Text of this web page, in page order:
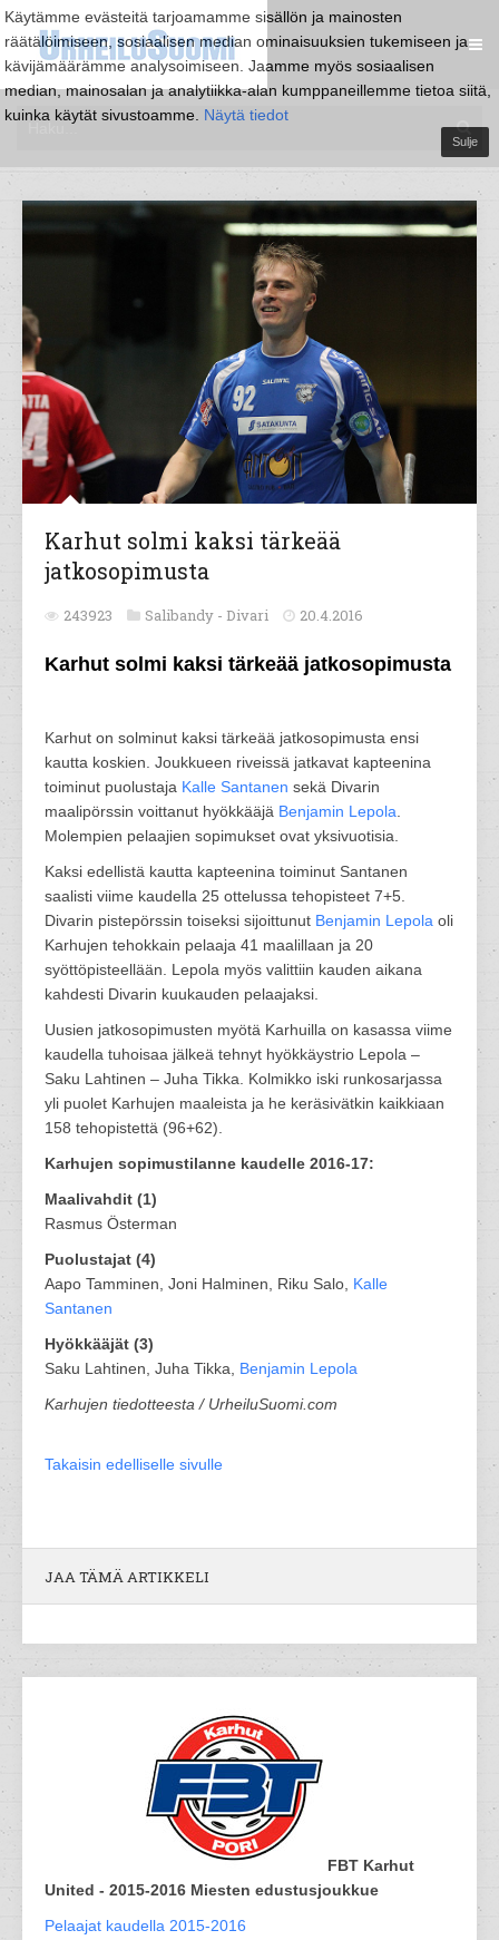
Käytämme evästeitä tarjoamamme sisällön ja mainosten
räätälöimiseen, sosiaalisen median ominaisuuksien tukemiseen ja
kävijämäärämme analysoimiseen. Jaamme myös sosiaalisen
median, mainosalan ja analytiikka-alan kumppaneillemme tietoa siitä,
kuinka käytät sivustoamme. Näytä tiedot
Sulje
Karhut solmi kaksi tärkeää
jatkosopimusta
243923 Salibandy - Divari 20.4.2016
Karhut solmi kaksi tärkeää jatkosopimusta
Karhut on solminut kaksi tärkeää jatkosopimusta ensi
kautta koskien. Joukkueen riveissä jatkavat kapteenina
toiminut puolustaja Kalle Santanen sekä Divarin
maalipörssin voittanut hyökkääjä Benjamin Lepola
Molempien pelaajien sopimukset ovat yksivuotisia.
Kaksi edellistä kautta kapteenina toiminut Santanen
saalisti viime kaudella 25 ottelussa tehopisteet 7+5.
Divarin pistepörssin toiseksi sijoittunut Benjamin Lepola oli
Karhujen tehokkain pelaaja 41 maalillaan ja 20
syöttöpisteellään. Lepola myös valittiin kauden aikana
kahdesti Divarin kuukauden pelaajaksi.
Uusien jatkosopimusten myötä Karhuilla on kasassa viime
kaudella tuhoisaa jälkeä tehnyt hyökkäystrio Lepola –
Saku Lahtinen – Juha Tikka. Kolmikko iski runkosarjassa
yli puolet Karhujen maaleista ja he keräsivätkin kaikkiaan
158 tehopistettä (96+62).
Karhujen sopimustilanne kaudelle 2016-17:
Maalivahdit (1)
Rasmus Österman
Puolustajat (4)
Aapo Tamminen, Joni Halminen, Riku Salo, Kalle
Santanen
Hyökkääjät (3)
Saku Lahtinen, Juha Tikka, Benjamin Lepola
Karhujen tiedotteesta / UrheiluSuomi.com
Takaisin edelliselle sivulle
JAA TÄMÄ ARTIKKELI
FBT Karhut
United - 2015-2016 Miesten edustusjoukkue
Pelaajat kaudella 2015-2016